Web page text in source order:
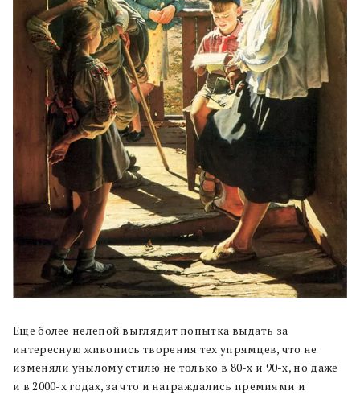
Еще более нелепой выглядит попытка выдать за
интересную живопись творения тех упрямцев, что не
изменяли унылому стилю не только в 80-х и 90-х, но даже
и в 2000-х годах, за что и награждались премиями и